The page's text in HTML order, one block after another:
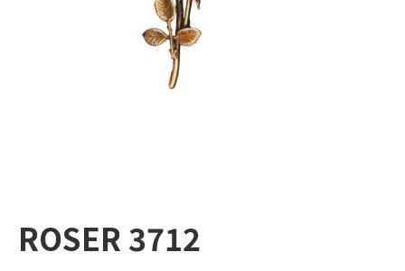
ROSER 3712